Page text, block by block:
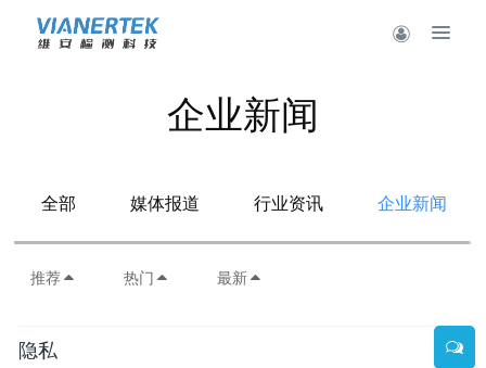
企业新闻
全部 媒体报道 行业资讯 企业新闻
推荐 热门 最新
隐私